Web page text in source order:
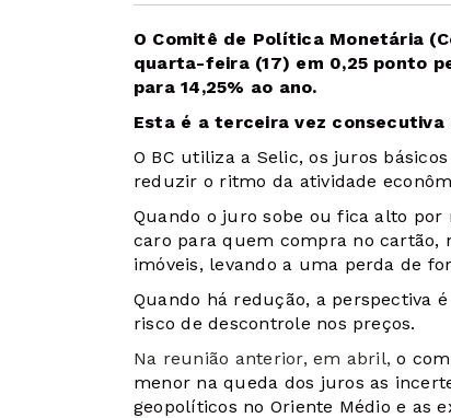
O Comitê de Política Monetária
quarta-feira (17) em 0,25 ponto
para 14,25% ao ano.
Esta é a terceira vez
O BC utiliza a Selic, os juros
reduzir o ritmo da atividade
Quando o juro sobe ou fica alto
caro para quem compra no cartão,
imóveis, levando a uma perda de
Quando há redução, a perspectiva
risco de descontrole nos preços.
Na reunião anterior, em abril, o
menor na queda dos juros as
geopolíticos no Oriente Médio e as